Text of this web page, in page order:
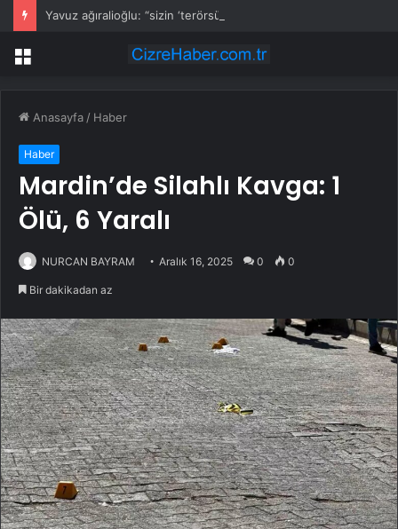
Menü
Anasayfa / Haber
Haber
Mardin’de Silahlı Kavga: 1
Ölü, 6 Yaralı
NURCAN BAYRAM Aralık 16, 2025 0 0
Bir dakikadan az